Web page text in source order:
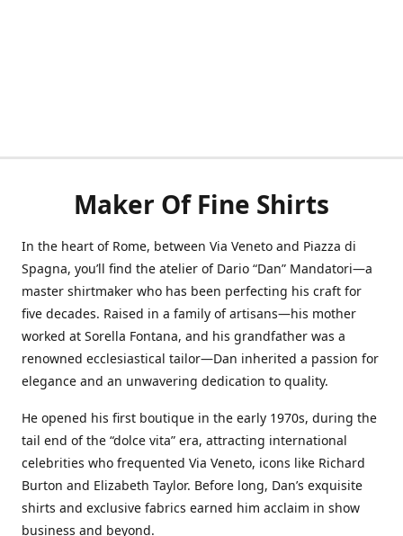
Maker Of Fine Shirts
In the heart of Rome, between Via Veneto and Piazza di
Spagna, you’ll find the atelier of Dario “Dan” Mandatori—a
master shirtmaker who has been perfecting his craft for
five decades. Raised in a family of artisans—his mother
worked at Sorella Fontana, and his grandfather was a
renowned ecclesiastical tailor—Dan inherited a passion for
elegance and an unwavering dedication to quality.
He opened his first boutique in the early 1970s, during the
tail end of the “dolce vita” era, attracting international
celebrities who frequented Via Veneto, icons like Richard
Burton and Elizabeth Taylor. Before long, Dan’s exquisite
shirts and exclusive fabrics earned him acclaim in show
business and beyond.